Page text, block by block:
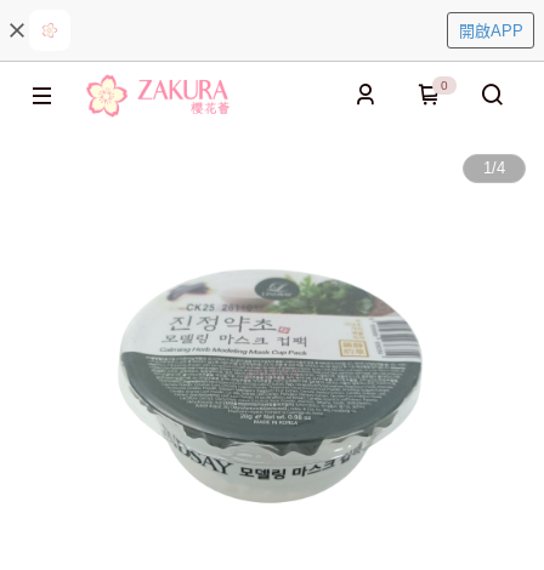
開啟APP
0
1/4